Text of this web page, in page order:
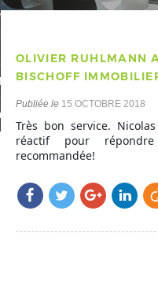
une alerte mail
compte
sélection
OLIVIER RUHLMANN
BISCHOFF
Publiée le 15 OCTOBRE 2018
Très bon service.
réactif pour
recommandée!